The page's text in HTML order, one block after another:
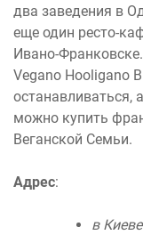
два заведения в
еще один ресто-
Ивано-
Vegano Hooligano
останавливаться,
можно купить
Веганской Семьи.
Адрес:
в